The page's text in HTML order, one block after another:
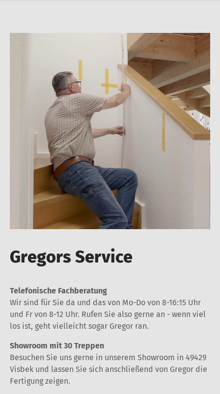
Gregors Service
Telefonische Fachberatung
Wir sind für Sie da und das von Mo-Do von 8-16:15 Uhr
und Fr von 8-12 Uhr. Rufen Sie also gerne an - wenn viel
los ist, geht vielleicht sogar Gregor ran.
Showroom mit 30 Treppen
Besuchen Sie uns gerne in unserem Showroom in 49429
Visbek und lassen Sie sich anschließend von Gregor die
Fertigung zeigen.